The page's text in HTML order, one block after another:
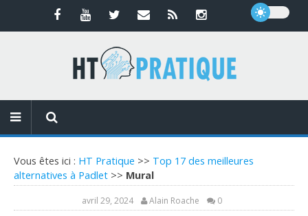
Vous êtes ici : HT Pratique >> Top 17 des meilleures
alternatives à Padlet >> Mural
avril 29, 2024 Alain Roache 0